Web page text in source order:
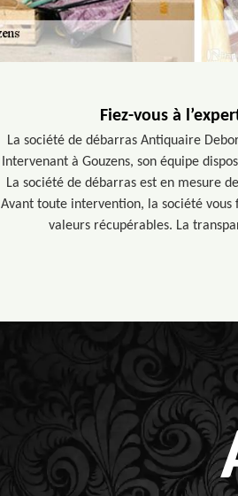
Fiez-vous à
La société de débarras Antiquaire
Intervenant à Gouzens, son équipe
La société de débarras est en mesure
Avant toute intervention, la société
valeurs récupérables. La